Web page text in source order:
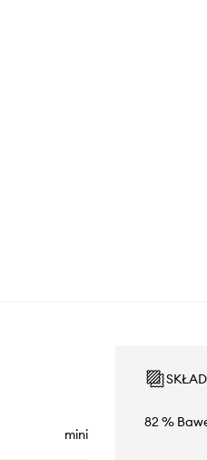
mini
SKŁAD
82 %